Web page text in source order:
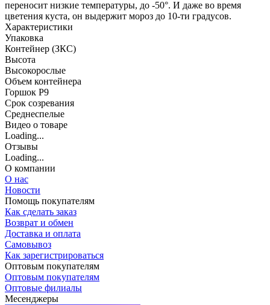
переносит низкие температуры, до -50°. И даже во время
цветения куста, он выдержит мороз до 10-ти градусов.
Характеристики
Упаковка
Контейнер (ЗКС)
Высота
Высокорослые
Объем контейнера
Горшок Р9
Срок созревания
Среднеспелые
Видео о товаре
Loading...
Отзывы
Loading...
О компании
О нас
Новости
Помощь покупателям
Как сделать заказ
Возврат и обмен
Доставка и оплата
Самовывоз
Как зарегистрироваться
Оптовым покупателям
Оптовым покупателям
Оптовые филиалы
Месенджеры